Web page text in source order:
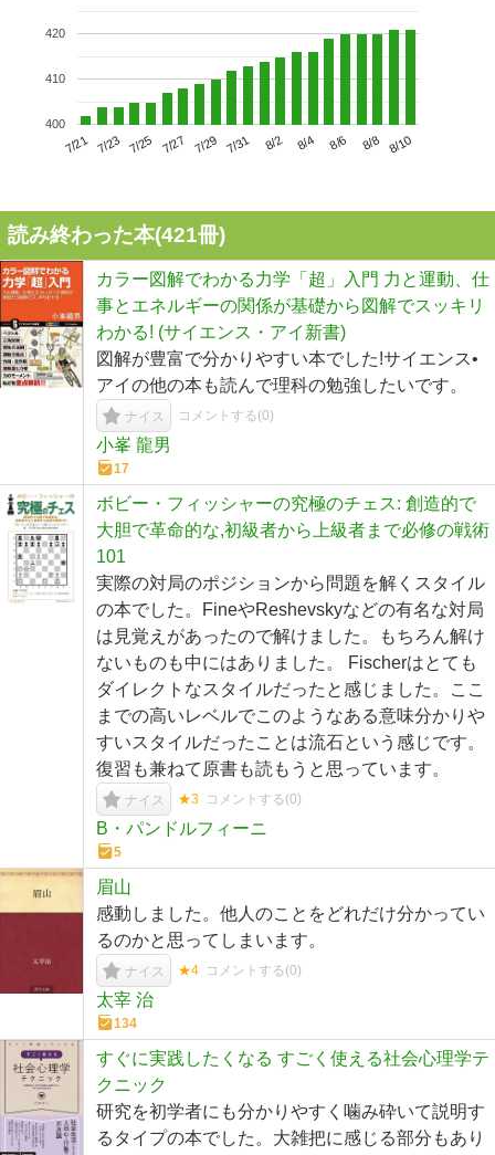
7/21 7/23 7/25 7/27 7/29 7/31 8/2 8/4 8/6 8/8 8/10
400
410
420
読み終わった本(421冊)
カラー図解でわかる力学「超」入門 力と運動、仕
事とエネルギーの関係が基礎から図解でスッキリ
わかる! (サイエンス・アイ新書)
図解が豊富で分かりやすい本でした!サイエンス•
アイの他の本も読んで理科の勉強したいです。
ナイス コメントする(0)
小峯 龍男
17
ボビー・フィッシャーの究極のチェス: 創造的で
大胆で革命的な,初級者から上級者まで必修の戦術
101
実際の対局のポジションから問題を解くスタイル
の本でした。FineやReshevskyなどの有名な対局
は見覚えがあったので解けました。もちろん解け
ないものも中にはありました。 Fischerはとても
ダイレクトなスタイルだったと感じました。ここ
までの高いレベルでこのようなある意味分かりや
すいスタイルだったことは流石という感じです。
復習も兼ねて原書も読もうと思っています。
ナイス ★3 コメントする(0)
B・パンドルフィーニ
5
眉山
感動しました。他人のことをどれだけ分かってい
るのかと思ってしまいます。
ナイス ★4 コメントする(0)
太宰 治
134
すぐに実践したくなる すごく使える社会心理学テ
クニック
研究を初学者にも分かりやすく噛み砕いて説明す
るタイプの本でした。大雑把に感じる部分もあり